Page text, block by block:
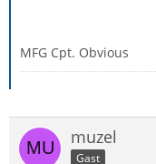
MFG Cpt. Obvious
muzel
Gast